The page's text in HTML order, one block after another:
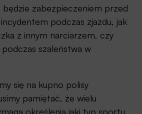
zabezpieczeniem przed
podczas zjazdu, jak
z innym narciarzem, czy
szaleństwa w
się na kupno polisy
pamiętać, że wielu
określenia jaki typ sportu